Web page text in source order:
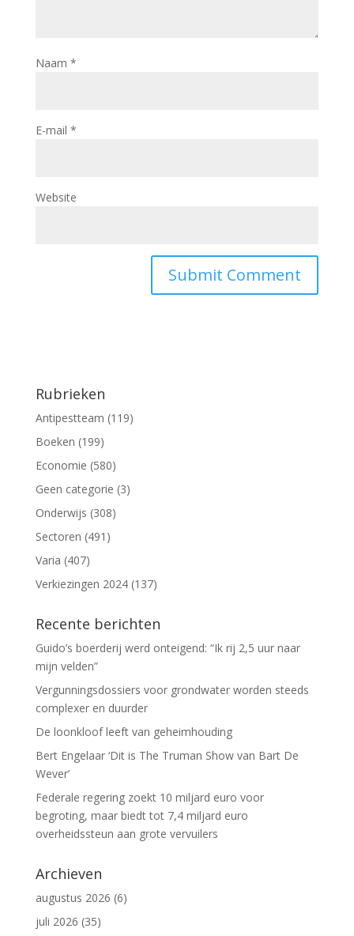
Naam *
E-mail *
Website
Rubrieken
Antipestteam (119)
Boeken (199)
Economie (580)
Geen categorie (3)
Onderwijs (308)
Sectoren (491)
Varia (407)
Verkiezingen 2024(137)
Recente berichten
Guido’s boerderij werd onteigend: “Ik rij 2,5 uur naar
mijn velden”
Vergunningsdossiers voor grondwater worden steeds
complexer en duurder
De loonkloof leeft van geheimhouding
Bert Engelaar ‘Dit is The Truman Show van Bart De
Wever’
Federale regering zoekt 10 miljard euro voor
begroting, maar biedt tot 7,4 miljard euro
overheidssteun aan grote vervuilers
Archieven
augustus 2026 (6)
juli 2026 (35)